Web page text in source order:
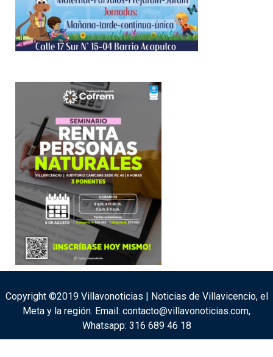
Copyright ©2019 Villavonoticias | Noticias de Villavicencio, el
Meta y la región. Email: contacto@villavonoticias.com,
Whatsapp: 316 689 46 18